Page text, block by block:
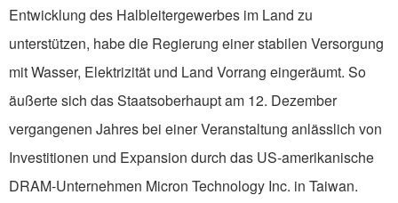
Entwicklung des Halbleitergewerbes im Land zu
unterstützen, habe die Regierung einer stabilen Versorgung
mit Wasser, Elektrizität und Land Vorrang eingeräumt. So
äußerte sich das Staatsoberhaupt am 12. Dezember
vergangenen Jahres bei einer Veranstaltung anlässlich von
Investitionen und Expansion durch das US-amerikanische
DRAM-Unternehmen Micron Technology Inc. in Taiwan.